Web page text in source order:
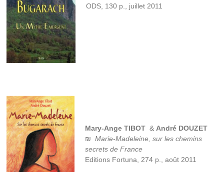
ODS, 130 p., juillet 2011
Mary-Ange TIBOT & André DOUZET
₪Marie-Madeleine, sur les chemins
secrets de France
Editions Fortuna, 274 p., août 2011